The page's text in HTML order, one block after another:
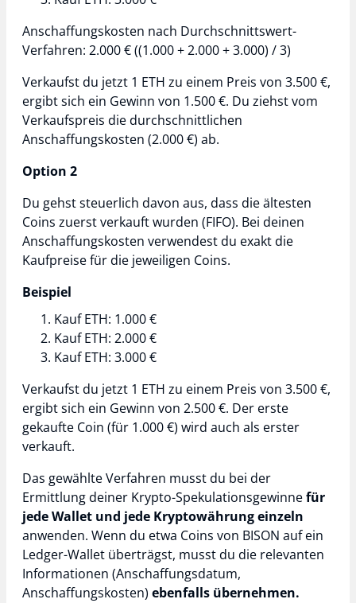
Anschaffungskosten nach Durchschnittswert-
Verfahren: 2.000 € ((1.000 + 2.000 + 3.000) / 3)
Verkaufst du jetzt 1 ETH zu einem Preis von 3.500 €,
ergibt sich ein Gewinn von 1.500 €. Du ziehst vom
Verkaufspreis die durchschnittlichen
Anschaffungskosten (2.000 €) ab.
Option 2
Du gehst steuerlich davon aus, dass die ältesten
Coins zuerst verkauft wurden (FIFO). Bei deinen
Anschaffungskosten verwendest du exakt die
Kaufpreise für die jeweiligen Coins.
Beispiel
Kauf ETH: 1.000 €
Kauf ETH: 2.000 €
Kauf ETH: 3.000 €
Verkaufst du jetzt 1 ETH zu einem Preis von 3.500 €,
ergibt sich ein Gewinn von 2.500 €. Der erste
gekaufte Coin (für 1.000 €) wird auch als erster
verkauft.
Das gewählte Verfahren musst du bei der
Ermittlung deiner Krypto-Spekulationsgewinnefür
jede Wallet und jede Kryptowährung einzeln
anwenden. Wenn du etwa Coins von BISON auf ein
Ledger-Wallet überträgst, musst du die relevanten
Informationen (Anschaffungsdatum,
Anschaffungskosten) ebenfalls übernehmen.